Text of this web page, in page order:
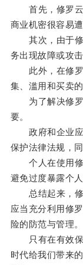
首先，修罗云
商业机密很容易遭
其次，由于修
务出现故障或攻
此外，在修罗
集、滥用和买卖
为了解决修罗
要。
政府和企业应
保护法律法规，
个人在使用修
避免过度暴露个人
总结起来，修
应当充分利用修
险的防范与管理。
只有在有效保
时代给我们带来